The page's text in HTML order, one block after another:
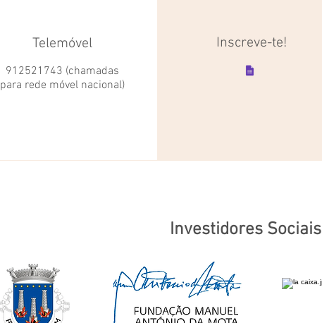
Telemóvel
912521743 (chamadas
para rede móvel nacional)
Inscreve-te!
Investidores Sociais